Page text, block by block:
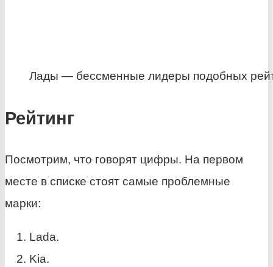
Лады — бессменные лидеры подобных
Рейтинг
Посмотрим, что говорят цифры. На первом
месте в списке стоят самые проблемные
марки:
Lada.
Kia.